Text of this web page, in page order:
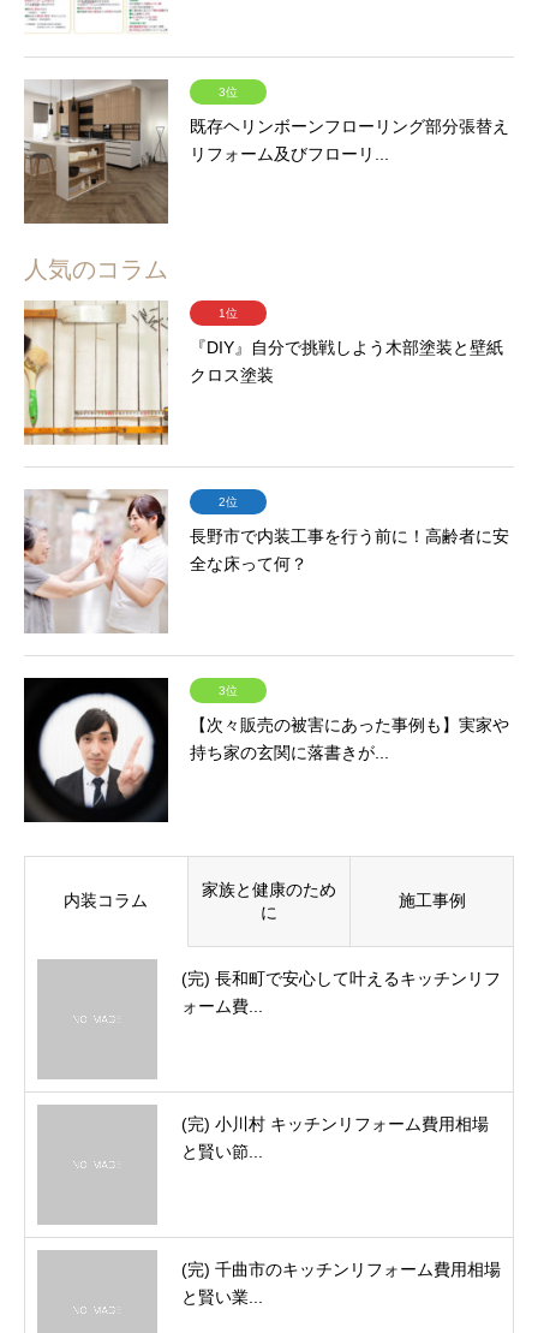
3位
既存ヘリンボーンフローリング部分張替え
リフォーム及びフローリ...
人気のコラム
1位
『DIY』自分で挑戦しよう木部塗装と壁紙
クロス塗装
2位
長野市で内装工事を行う前に！高齢者に安
全な床って何？
3位
【次々販売の被害にあった事例も】実家や
持ち家の玄関に落書きが...
内装コラム
家族と健康のため
に
施工事例
(完) 長和町で安心して叶えるキッチンリフ
ォーム費...
(完) 小川村 キッチンリフォーム費用相場
と賢い節...
(完) 千曲市のキッチンリフォーム費用相場
と賢い業...